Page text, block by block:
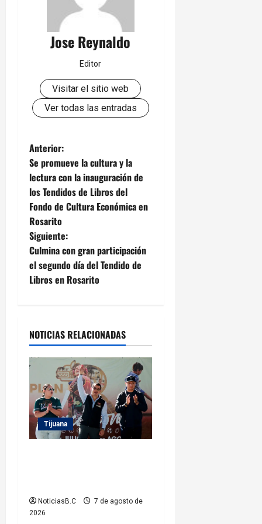
Jose Reynaldo
Editor
Visitar el sitio web
Ver todas las entradas
N
a
v
e
g
a
i
ó
n
d
e
e
t
Anterior:
Se promueve la cultura y la
lectura con la inauguración de
los Tendidos de Libros del
Fondo de Cultura Económica en
Rosarito
Siguiente:
Culmina con gran participación
el segundo día del Tendido de
Libros en Rosarito
NOTICIAS RELACIONADAS
Tijuana
NoticiasB.C
7 de agosto de
2026